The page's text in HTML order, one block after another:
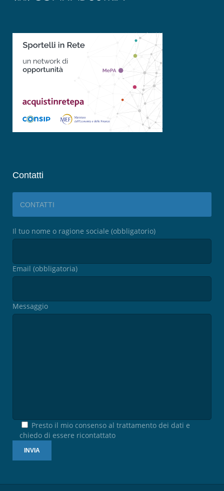
Contatti
CONTATTI
Il tuo nome o ragione sociale (obbligatorio)
Email (obbligatoria)
Messaggio
Presto il mio consenso al trattamento dei dati e
chiedo di essere ricontattato